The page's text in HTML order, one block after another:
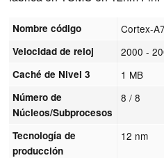
Nombre código Cortex-
Velocidad de reloj 2000 -
Caché de Nivel 3 1 MB
Número de
Núcleos/Subprocesos
8 / 8
Tecnología de
producción
12 nm